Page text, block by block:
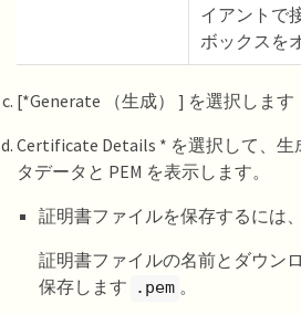
イアントで
ボックスを
[*Generate （生成） ] を選択します
Certificate Details * を選択して、生
タデータと PEM を表示します。
証明書ファイルを保存するには
証明書ファイルの名前とダウン
保存します
.pem 。